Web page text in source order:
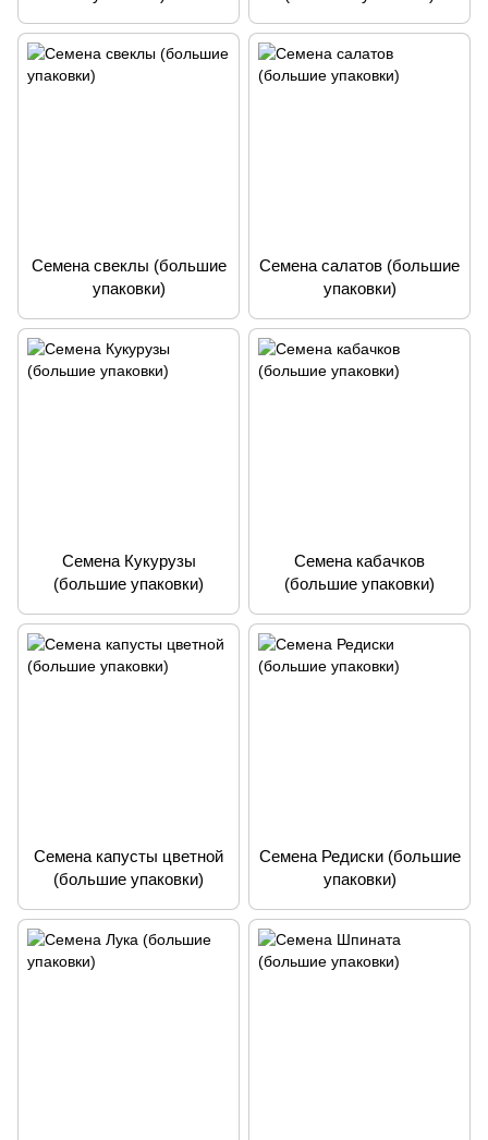
Семена свеклы (большие
упаковки)
Семена салатов (большие
упаковки)
Семена Кукурузы
(большие упаковки)
Семена кабачков
(большие упаковки)
Семена капусты цветной
(большие упаковки)
Семена Редиски (большие
упаковки)